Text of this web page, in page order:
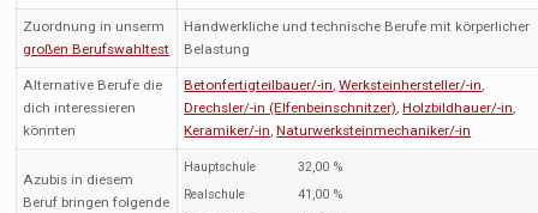
Zuordnung in unserm
großen Berufswahltest
Handwerkliche und technische Berufe mit körperlicher
Belastung
Alternative Berufe die
dich interessieren
könnten
Betonfertigteilbauer/-in,Werksteinhersteller/-in,
Drechsler/-in (Elfenbeinschnitzer),Holzbildhauer/-in,
Keramiker/-in,Naturwerksteinmechaniker/-in
Azubis in diesem
Beruf bringen folgende
Hauptschule
32,00 %
Realschule
41,00 %